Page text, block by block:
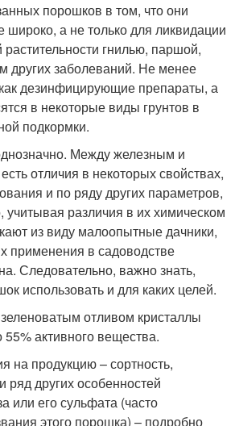
порошков в том, что они
широко, а не только для ликвидации
гнилью, паршой,
других заболеваний. Не менее
дезинфицирующие препараты, а
в некоторые виды грунтов в
подкормки.
Между железным и
отличия в некоторых свойствах,
и по ряду других параметров,
учитывая различия в их химическом
из виду малоопытные дачники,
применения в садоводстве
Следовательно, важно знать,
использовать и для каких целей.
отливом кристаллы
активного вещества.
на продукцию – сортность,
ряд других особенностей
или его сульфата (часто
этого порошка) – подробно